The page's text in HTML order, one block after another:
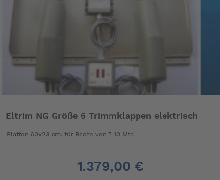
Eltrim NG Größe 6 Trimmklappen elektrisch
Platten 60x23 cm. für Boote von 7-10 Mtr.
1.379,00 €